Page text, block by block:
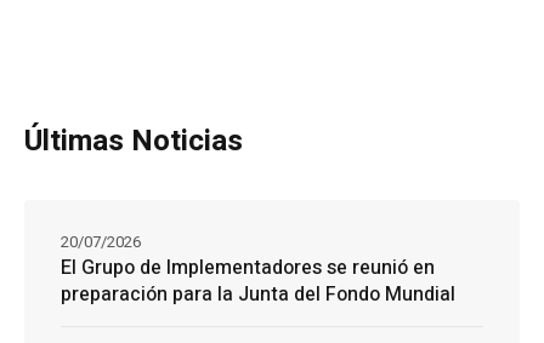
Últimas Noticias
El Grupo de Implementadores se reunió en
preparación para la Junta del Fondo Mundial
20/07/2026